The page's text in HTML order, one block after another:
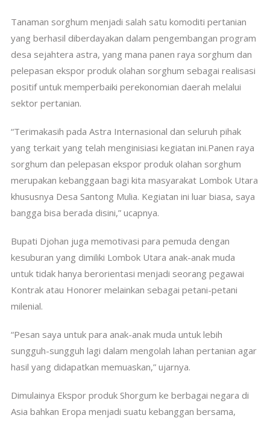
Tanaman sorghum menjadi salah satu komoditi pertanian
yang berhasil diberdayakan dalam pengembangan program
desa sejahtera astra, yang mana panen raya sorghum dan
pelepasan ekspor produk olahan sorghum sebagai realisasi
positif untuk memperbaiki perekonomian daerah melalui
sektor pertanian.
“Terimakasih pada Astra Internasional dan seluruh pihak
yang terkait yang telah menginisiasi kegiatan ini.Panen raya
sorghum dan pelepasan ekspor produk olahan sorghum
merupakan kebanggaan bagi kita masyarakat Lombok Utara
khususnya Desa Santong Mulia. Kegiatan ini luar biasa, saya
bangga bisa berada disini,” ucapnya.
Bupati Djohan juga memotivasi para pemuda dengan
kesuburan yang dimiliki Lombok Utara anak-anak muda
untuk tidak hanya berorientasi menjadi seorang pegawai
Kontrak atau Honorer melainkan sebagai petani-petani
milenial.
“Pesan saya untuk para anak-anak muda untuk lebih
sungguh-sungguh lagi dalam mengolah lahan pertanian agar
hasil yang didapatkan memuaskan,” ujarnya.
Dimulainya Ekspor produk Shorgum ke berbagai negara di
Asia bahkan Eropa menjadi suatu kebanggan bersama,